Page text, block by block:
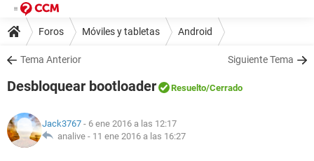
Foros Móviles y tabletas Android
Tema Anterior Siguiente Tema
Desbloquear bootloader Resuelto/Cerrado
Jack3767 - 6 ene 2016 a las 12:17
analive - 11 ene 2016 a las 16:27